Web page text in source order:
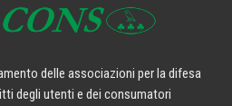
delle associazioni per la difesa
degli utenti e dei consumatori